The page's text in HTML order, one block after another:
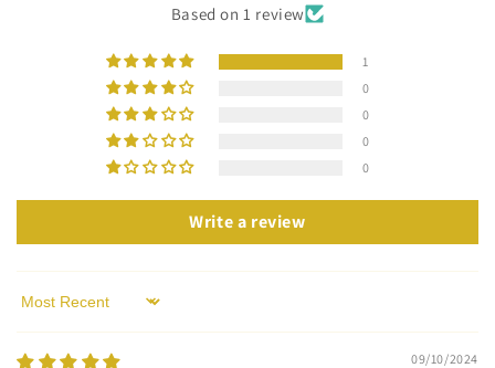
Based on 1 review
1
0
0
0
0
Write a review
Sort by
09/10/2024